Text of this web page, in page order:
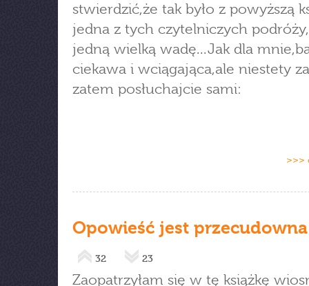
stwierdzić,że tak było z powyższą
jedna z tych czytelniczych
jedną wielką wadę...Jak dla
ciekawa i wciągająca,ale niestety
zatem posłuchajcie sami:
>>>
Opowieść jest
32 23
Zaopatrzyłam się w tę książkę